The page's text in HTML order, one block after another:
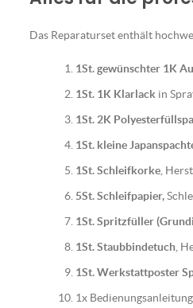
Das Reparaturset enthält
1St. gewünschter 1K
1St. 1K Klarlack in
1St. 2K
1St. kleine
1St. Schleifkorke ,
5St. Schleifpapier,
1St. Spritzfüller
1St. Staubbindetuch ,
1St. Werkstattposter
1x Bedienungsanleitung